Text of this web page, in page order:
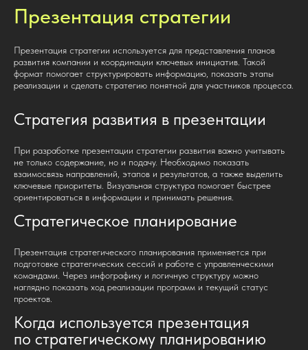
Презентация стратегии
Презентация стратегии используется для представления планов
развития компании и координации ключевых инициатив. Такой
формат помогает структурировать информацию, показать этапы
реализации и сделать стратегию понятной для участников процесса.
Стратегия развития в презентации
При разработке презентации стратегии развития важно учитывать
не только содержание, но и подачу. Необходимо показать
взаимосвязь направлений, этапов и результатов, а также выделить
ключевые приоритеты. Визуальная структура помогает быстрее
ориентироваться в информации и принимать решения.
Стратегическое планирование
Презентация стратегического планирования применяется при
подготовке стратегических сессий и работе с управленческими
командами. Через инфографику и логичную структуру можно
наглядно показать ход реализации программ и текущий статус
проектов.
Когда используется презентация
по стратегическому планированию